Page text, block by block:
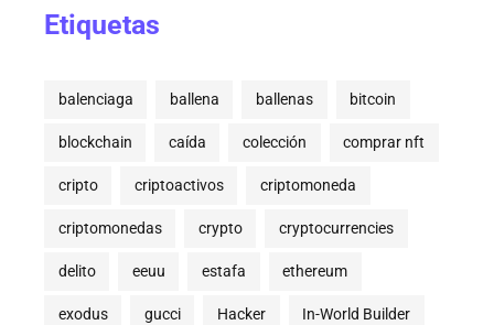
Etiquetas
balenciaga ballena ballenas bitcoin
blockchain caída colección comprar nft
cripto criptoactivos criptomoneda
criptomonedas crypto cryptocurrencies
delito eeuu estafa ethereum
exodus gucci Hacker In-World Builder